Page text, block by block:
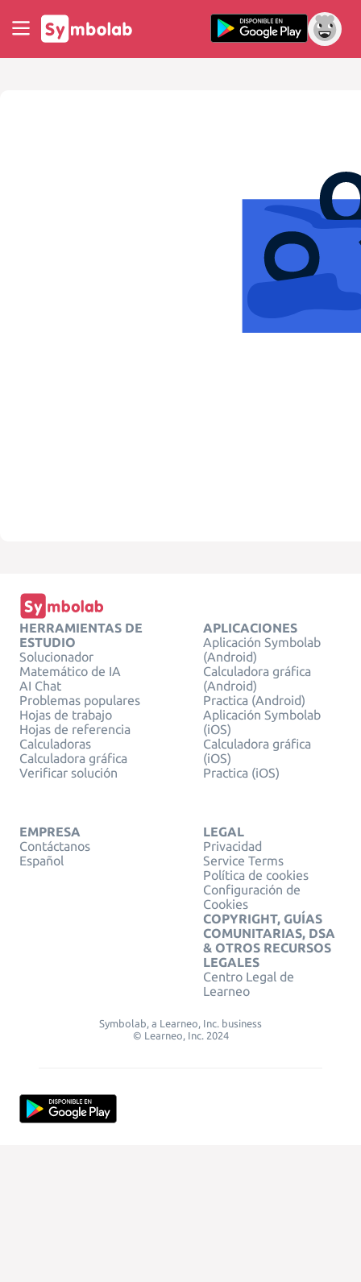
HERRAMIENTAS DE
ESTUDIO
Solucionador
Matemático de IA
AI Chat
Problemas populares
Hojas de trabajo
Hojas de referencia
Calculadoras
Calculadora gráfica
Verificar solución
APLICACIONES
Aplicación Symbolab
(Android)
Calculadora gráfica
(Android)
Practica (Android)
Aplicación Symbolab
(iOS)
Calculadora gráfica
(iOS)
Practica (iOS)
EMPRESA
Contáctanos
Español
LEGAL
Privacidad
Service Terms
Política de cookies
Configuración de
Cookies
COPYRIGHT, GUÍAS
COMUNITARIAS, DSA
& OTROS RECURSOS
LEGALES
Centro Legal de
Learneo
Symbolab, a Learneo, Inc. business
© Learneo, Inc. 2024